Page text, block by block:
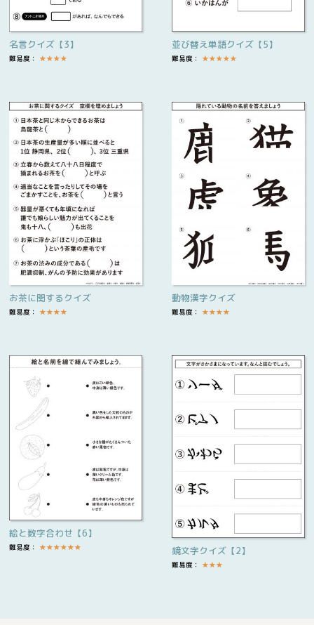
名言クイズ【3】
難易度： ★★★★
並び替え単語クイズ【5】
難易度： ★★★★★
お茶に関するクイズ
難易度： ★★★★
動物漢字クイズ
難易度： ★★★★
絵と数字合わせ【6】
難易度： ★★★★★★ 鏡文字クイズ【2】
難易度： ★★★